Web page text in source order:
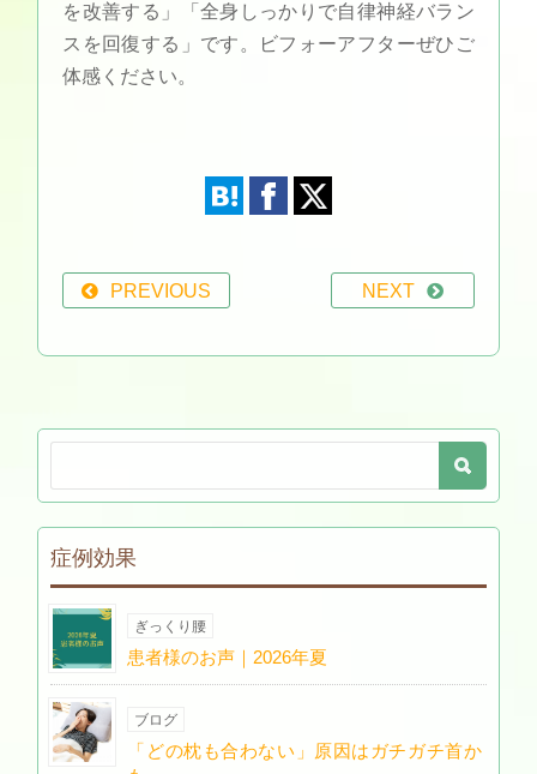
を改善する」「全身しっかりで自律神経バラン
スを回復する」です。ビフォーアフターぜひご
体感ください。
PREVIOUS NEXT
症例効果
ぎっくり腰
患者様のお声｜2026年夏
ブログ
「どの枕も合わない」原因はガチガチ首か